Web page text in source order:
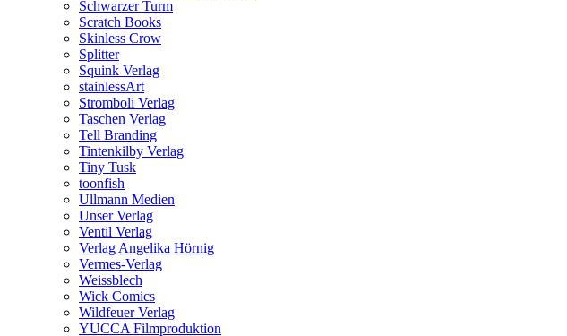
Schwarzer Turm
Scratch Books
Skinless Crow
Splitter
Squink Verlag
stainlessArt
Stromboli Verlag
Taschen Verlag
Tell Branding
Tintenkilby Verlag
Tiny Tusk
toonfish
Ullmann Medien
Unser Verlag
Ventil Verlag
Verlag Angelika Hörnig
Vermes-Verlag
Weissblech
Wick Comics
Wildfeuer Verlag
YUCCA Filmproduktion